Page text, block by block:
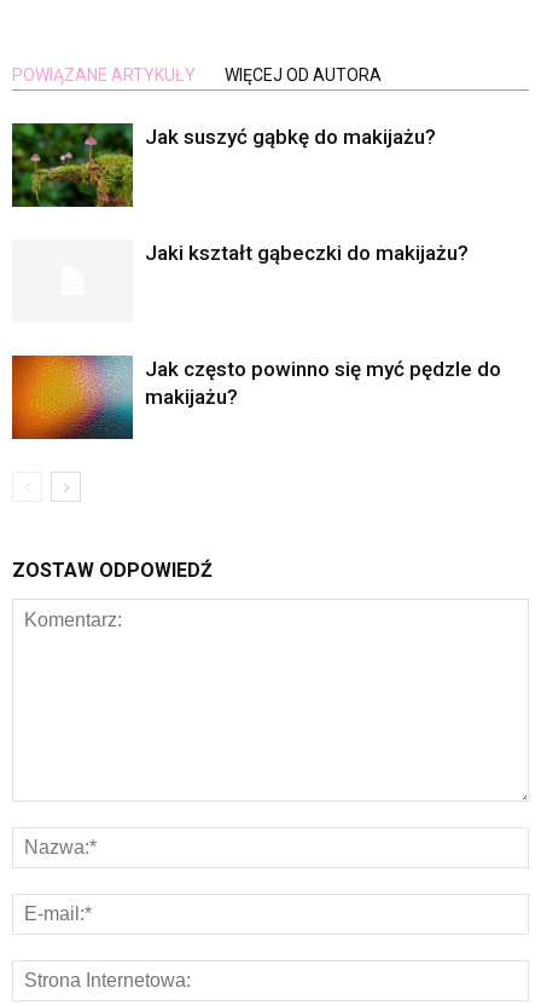
POWIĄZANE ARTYKUŁY WIĘCEJ OD AUTORA
Jak suszyć gąbkę do makijażu?
Jaki kształt gąbeczki do makijażu?
Jak często powinno się myć pędzle do
makijażu?
ZOSTAW ODPOWIEDŹ